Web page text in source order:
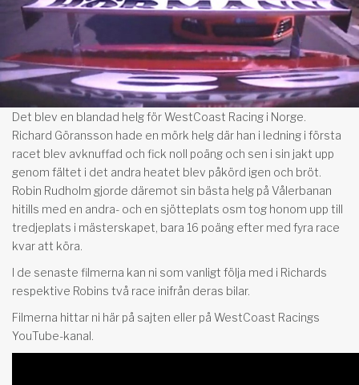
Det blev en blandad helg för WestCoast Racing i Norge.
Richard Göransson hade en mörk helg där han i ledning i första
racet blev avknuffad och fick noll poäng och sen i sin jakt upp
genom fältet i det andra heatet blev påkörd igen och bröt.
Robin Rudholm gjorde däremot sin bästa helg på Vålerbanan
hitills med en andra- och en sjötteplats osm tog honom upp till
tredjeplats i mästerskapet, bara 16 poäng efter med fyra race
kvar att köra.
I de senaste filmerna kan ni som vanligt följa med i Richards
respektive Robins två race inifrån deras bilar.
Filmerna hittar ni här på sajten eller på WestCoast Racings
YouTube-kanal.